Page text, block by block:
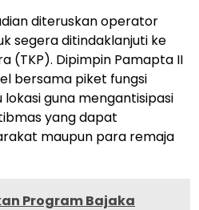
diteruskan operator
segera ditindaklanjuti ke
(TKP). Dipimpin Pamapta II
bersama piket fungsi
guna mengantisipasi
yang dapat
maupun para remaja
Program Bajaka